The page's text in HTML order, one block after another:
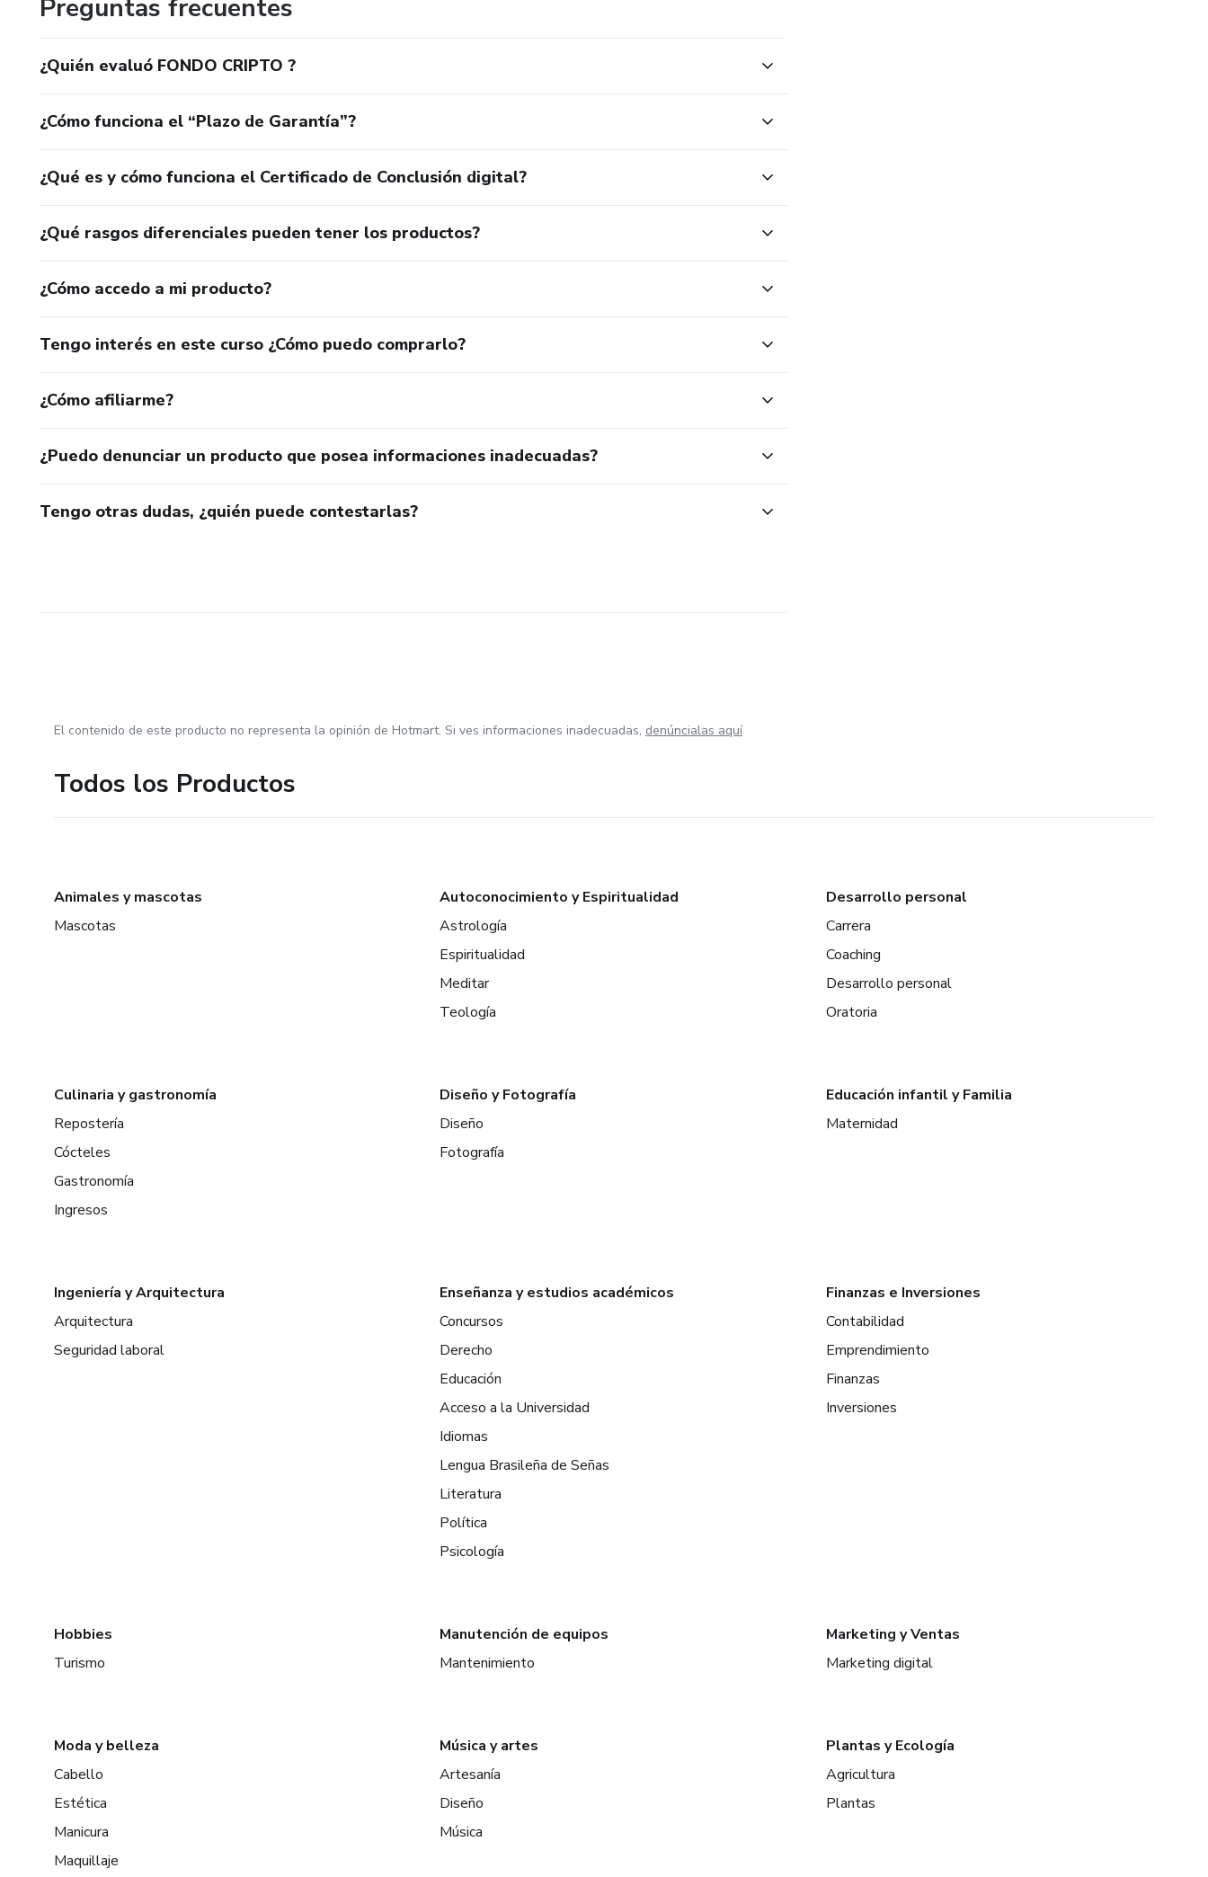
Preguntas frecuentes
¿Quién evaluó FONDO CRIPTO ?
¿Cómo funciona el “Plazo de Garantía”?
¿Qué es y cómo funciona el Certificado de Conclusión digital?
¿Qué rasgos diferenciales pueden tener los productos?
¿Cómo accedo a mi producto?
Tengo interés en este curso ¿Cómo puedo comprarlo?
¿Cómo afiliarme?
¿Puedo denunciar un producto que posea informaciones inadecuadas?
Tengo otras dudas, ¿quién puede contestarlas?
El contenido de este producto no representa la opinión de Hotmart. Si ves informaciones inadecuadas, denúncialas aquí
Todos los Productos
Animales y mascotas
Mascotas
Autoconocimiento y Espiritualidad
Astrología
Espiritualidad
Meditar
Teología
Desarrollo personal
Carrera
Coaching
Desarrollo personal
Oratoria
Culinaria y gastronomía
Repostería
Cócteles
Gastronomía
Ingresos
Diseño y Fotografía
Diseño
Fotografía
Educación infantil y Familia
Maternidad
Ingeniería y Arquitectura
Arquitectura
Seguridad laboral
Enseñanza y estudios académicos
Concursos
Derecho
Educación
Acceso a la Universidad
Idiomas
Lengua Brasileña de Señas
Literatura
Política
Psicología
Finanzas e Inversiones
Contabilidad
Emprendimiento
Finanzas
Inversiones
Hobbies
Turismo
Manutención de equipos
Mantenimiento
Marketing y Ventas
Marketing digital
Moda y belleza
Cabello
Estética
Manicura
Maquillaje
Música y artes
Artesanía
Diseño
Música
Plantas y Ecología
Agricultura
Plantas